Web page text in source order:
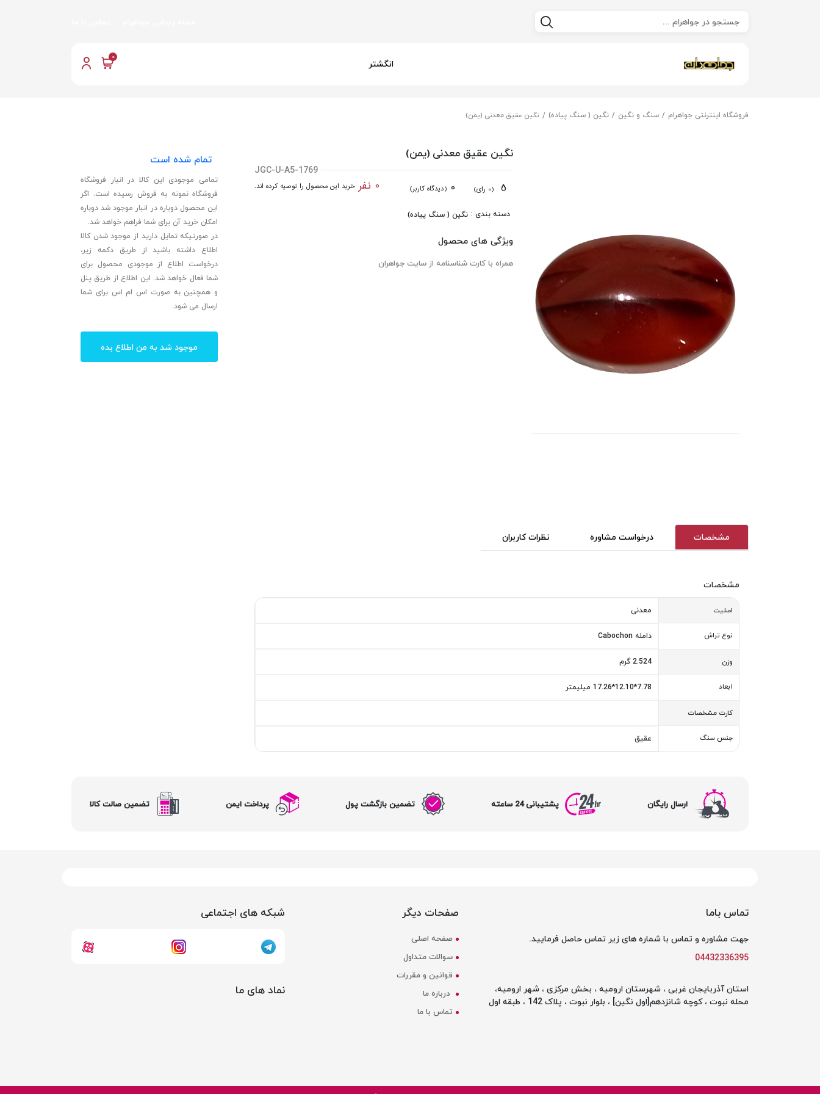
انگشتر 0
فروشگاه اینترنتی جواهرام سنگ و نگین نگین ( سنگ پیاده) نگین عقیق معدنی (یمن)
نگین عقیق معدنی (یمن)
JGC-U-A5-1769
(0 رای) 0 (دیدگاه کاربر) 0 نفر خرید این محصول را توصیه کرده اند.
دسته بندی : نگین ( سنگ پیاده)
ویژگی های محصول
همراه با کارت شناسنامه از سایت جواهران
مشخصات درخواست مشاوره نظرات کاربران
مشخصات
اصلیت معدنی
نوع تراش دامله Cabochon
وزن 2.524 گرم
ابعاد 7.78*12.10*17.26 میلیمتر
کارت مشخصات
جنس سنگ عقیق
تمام شده است
تمامی موجودی این کالا در انبار فروشگاه
فروشگاه نمونه به فروش رسیده است. اگر
این محصول دوباره در انبار موجود شد دوباره
امکان خرید آن برای شما فراهم خواهد شد.
در صورتیکه تمایل دارید از موجود شدن کالا
اطلاع داشته باشید از طریق دکمه زیر،
درخواست اطلاع از موجودی محصول برای
شما فعال خواهد شد. این اطلاع از طریق پنل
و همچنین به صورت اس ام اس برای شما
ارسال می شود.
موجود شد به من اطلاع بده
ارسال رایگان پشتیبانی 24 ساعته تضمین بازگشت پول پرداخت ایمن تضمین صالت کالا
تماس باما
جهت مشاوره و تماس با شماره های زیر تماس حاصل فرمایید.
04432336395
استان آذربایجان غربی ، شهرستان ارومیه ، بخش مرکزی ، شهر ارومیه،
محله نبوت ، کوچه شانزدهم[اول نگین] ، بلوار نبوت ، پلاک 142 ، طبقه اول
صفحات دیگر
صفحه اصلی
سوالات متداول
قوانین و مقررات
درباره ما
تماس با ما
شبکه های اجتماعی
نماد های ما